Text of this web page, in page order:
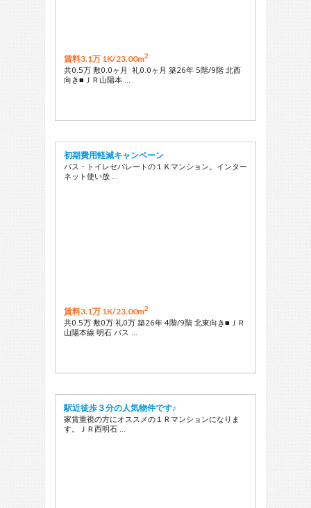
賃料3.1万 1K/23.00m2
共0.5万 敷0.0ヶ月 礼0.0ヶ月 築26年 5階/9階 北西
向き■ＪＲ山陽本 …
初期費用軽減キャンペーン
バス・トイレセパレートの１Ｋマンション。インター
ネット使い放 …
賃料3.1万 1K/23.00m2
共0.5万 敷0万 礼0万 築26年 4階/9階 北東向き■ＪＲ
山陽本線 明石 バス …
駅近徒歩３分の人気物件です♪
家賃重視の方にオススメの１Ｒマンションになりま
す。ＪＲ西明石 …